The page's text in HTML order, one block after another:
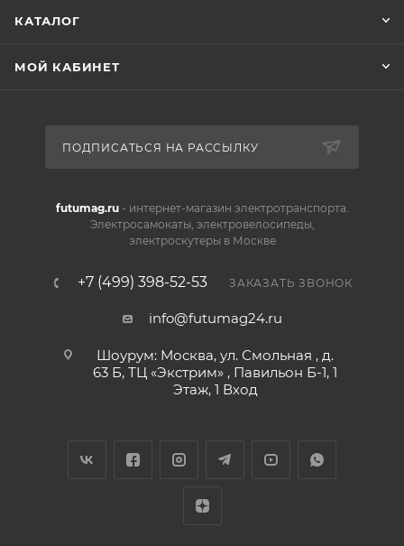
КАТАЛОГ
МОЙ КАБИНЕТ
ПОДПИСАТЬСЯ НА РАССЫЛКУ
futumag.ru- интернет-магазин электротранспорта.
Электросамокаты, электровелосипеды,
электроскутеры в Москве
+7 (499) 398-52-53 ЗАКАЗАТЬ ЗВОНОК
info@futumag24.ru
Шоурум: Москва, ул. Смольная , д.
63 Б, ТЦ «Экстрим» , Павильон Б-1, 1
Этаж, 1 Вход